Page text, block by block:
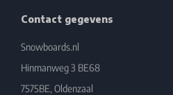
Contact gegevens
Snowboards.nl
Hinmanweg 3 BE68
7575BE, Oldenzaal